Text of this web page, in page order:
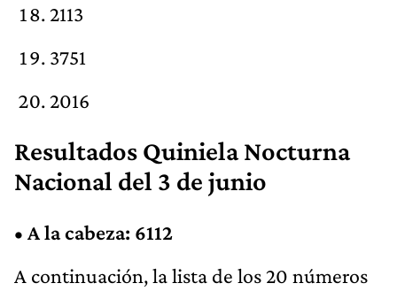
2113
3751
2016
Resultados Quiniela Nocturna
Nacional del 3 de junio
• A la cabeza: 6112
A continuación, la lista de los 20 números